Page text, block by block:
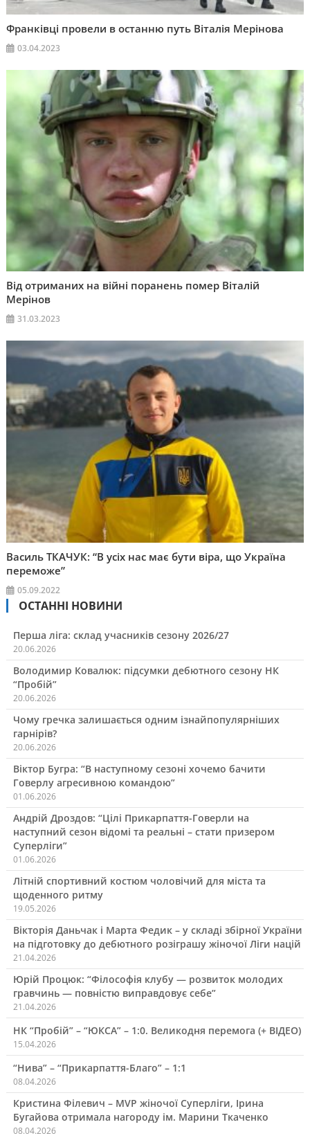
Франківці провели в останню путь Віталія Мерінова
03.04.2023
Від отриманих на війні поранень помер Віталій
Мерінов
31.03.2023
Василь ТКАЧУК: “В усіх нас має бути віра, що Україна
переможе”
05.09.2022
ОСТАННІ НОВИНИ
Перша ліга: склад учасників сезону 2026/27
20.06.2026
Володимир Ковалюк: підсумки дебютного сезону НК
“Пробій”
20.06.2026
Чому гречка залишається одним ізнайпопулярніших
гарнірів?
20.06.2026
Віктор Бугра: “В наступному сезоні хочемо бачити
Говерлу агресивною командою”
01.06.2026
Андрій Дроздов: “Цілі Прикарпаття-Говерли на
наступний сезон відомі та реальні – стати призером
Суперліги”
01.06.2026
Літній спортивний костюм чоловічий для міста та
щоденного ритму
19.05.2026
Вікторія Даньчак і Марта Федик – у складі збірної України
на підготовку до дебютного розіграшу жіночої Ліги націй
21.04.2026
Юрій Процюк: “Філософія клубу — розвиток молодих
гравчинь — повністю виправдовує себе”
21.04.2026
НК “Пробій” – “ЮКСА” – 1:0. Великодня перемога (+ ВІДЕО)
15.04.2026
“Нива” – “Прикарпаття-Благо” – 1:1
08.04.2026
Кристина Філевич – MVP жіночої Суперліги, Ірина
Бугайова отримала нагороду ім. Марини Ткаченко
08.04.2026